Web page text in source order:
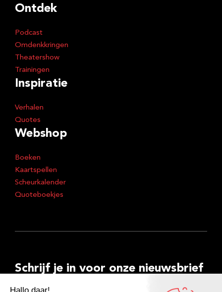
Ontdek
Podcast
Omdenkkringen
Theatershow
Trainingen
Inspiratie
Verhalen
Quotes
Webshop
Boeken
Kaartspellen
Scheurkalender
Quoteboekjes
Schrijf je in voor onze nieuwsbrief